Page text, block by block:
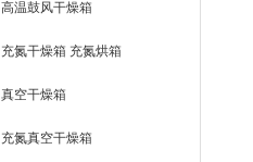
高温鼓风干燥箱
充氮干燥箱 充氮烘箱
真空干燥箱
充氮真空干燥箱